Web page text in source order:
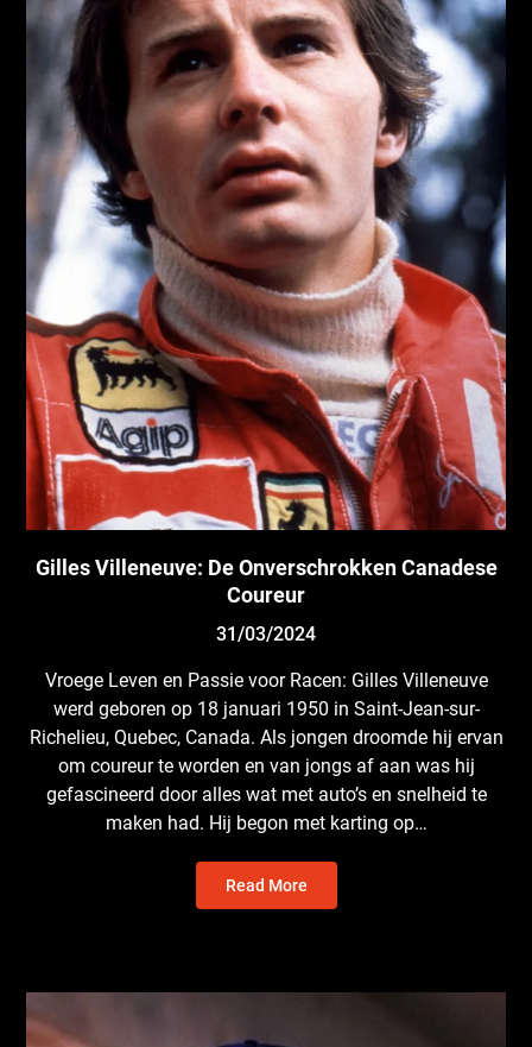
Gilles Villeneuve: De Onverschrokken Canadese
Coureur
31/03/2024
Vroege Leven en Passie voor Racen: Gilles Villeneuve
werd geboren op 18 januari 1950 in Saint-Jean-sur-
Richelieu, Quebec, Canada. Als jongen droomde hij ervan
om coureur te worden en van jongs af aan was hij
gefascineerd door alles wat met auto’s en snelheid te
maken had. Hij begon met karting op…
Read More